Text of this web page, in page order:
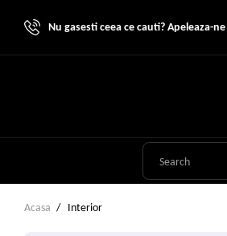
Nu gasesti ceea ce cauti? Apeleaza-ne
Acasa Interior